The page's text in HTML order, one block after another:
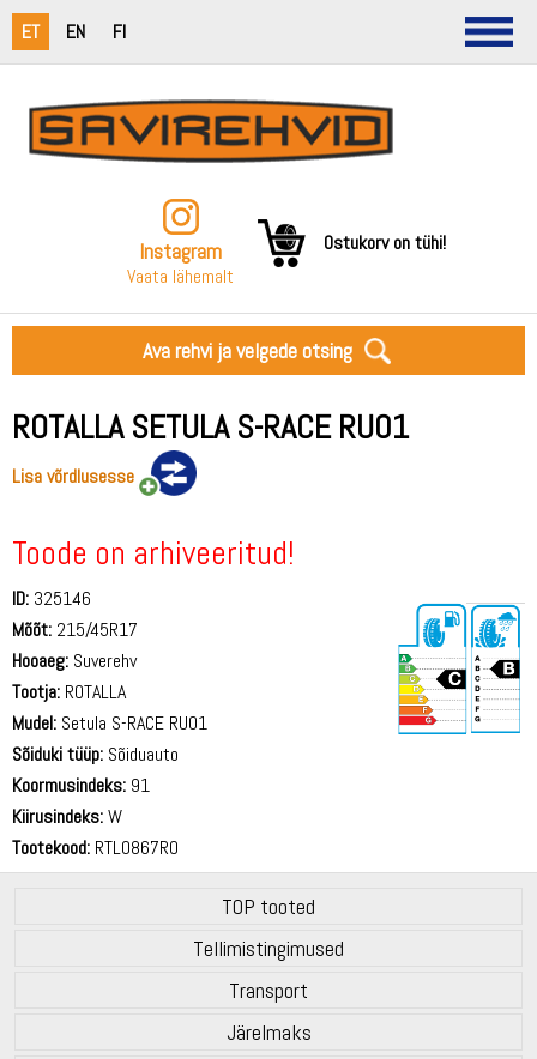
ET EN FI
Instagram
Vaata lähemalt
Ostukorv on tühi!
Ava rehvi ja velgede otsing
ROTALLA SETULA S-RACE RU01
Lisa võrdlusesse
Toode on arhiveeritud!
ID: 325146
Mõõt: 215/45R17
Hooaeg: Suverehv
Tootja: ROTALLA
Mudel: Setula S-RACE RU01
Sõiduki tüüp: Sõiduauto
Koormusindeks: 91
Kiirusindeks:W
Tootekood: RTL0867RO
TOP tooted
Tellimistingimused
Transport
Järelmaks